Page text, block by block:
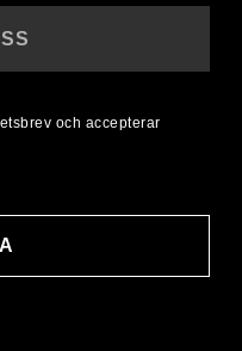
och accepterar